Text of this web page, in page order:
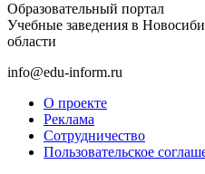
Образовательный портал
Учебные заведения в
области
info@edu-inform.ru
О проекте
Реклама
Сотрудничество
Пользовательское